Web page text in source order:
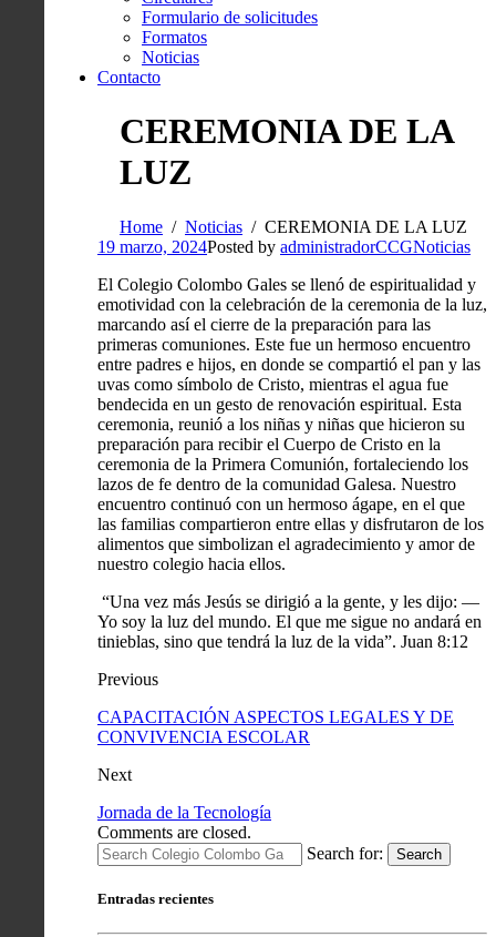
Formulario de solicitudes
Formatos
Noticias
Contacto
CEREMONIA DE LA
LUZ
Home Noticias
CEREMONIA DE LA LUZ
19 marzo, 2024Posted by administradorCCGNoticias
El Colegio Colombo Gales se llenó de espiritualidad y
emotividad con la celebración de la ceremonia de la luz,
marcando así el cierre de la preparación para las
primeras comuniones. Este fue un hermoso encuentro
entre padres e hijos, en donde se compartió el pan y las
uvas como símbolo de Cristo, mientras el agua fue
bendecida en un gesto de renovación espiritual. Esta
ceremonia, reunió a los niñas y niñas que hicieron su
preparación para recibir el Cuerpo de Cristo en la
ceremonia de la Primera Comunión, fortaleciendo los
lazos de fe dentro de la comunidad Galesa. Nuestro
encuentro continuó con un hermoso ágape, en el que
las familias compartieron entre ellas y disfrutaron de los
alimentos que simbolizan el agradecimiento y amor de
nuestro colegio hacia ellos.
“Una vez más Jesús se dirigió a la gente, y les dijo: —
Yo soy la luz del mundo. El que me sigue no andará en
tinieblas, sino que tendrá la luz de la vida”. Juan 8:12
Previous
CAPACITACIÓN ASPECTOS LEGALES Y DE
CONVIVENCIA ESCOLAR
Next
Jornada de la Tecnología
Comments are closed.
Search for:
Search
Entradas recientes